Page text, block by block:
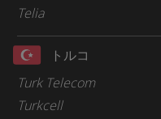
Telia
トルコ
Turk Telecom
Turkcell